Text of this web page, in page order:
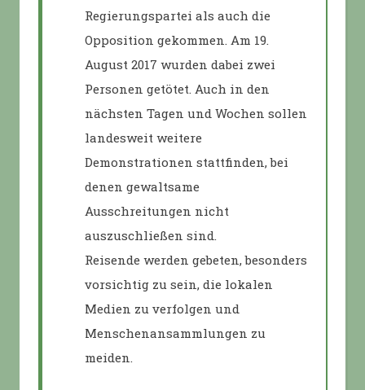
Regierungspartei als auch die
Opposition gekommen. Am 19.
August 2017 wurden dabei zwei
Personen getötet. Auch in den
nächsten Tagen und Wochen sollen
landesweit weitere
Demonstrationen stattfinden, bei
denen gewaltsame
Ausschreitungen nicht
auszuschließen sind.
Reisende werden gebeten, besonders
vorsichtig zu sein, die lokalen
Medien zu verfolgen und
Menschenansammlungen zu
meiden.